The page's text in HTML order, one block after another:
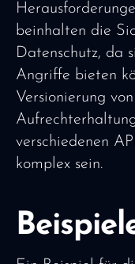
beinhalten die
Datenschutz, da
Angriffe bieten
Versionierung
verschiedenen
komplex sein.